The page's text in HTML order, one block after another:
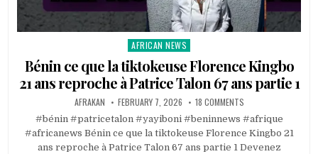
Posted
in
AFRICAN NEWS
Bénin ce que la tiktokeuse Florence Kingbo
21 ans reproche à Patrice Talon 67 ans partie 1
AFRAKAN FEBRUARY 7, 2026 18 COMMENTS
#bénin #patricetalon #yayiboni #beninnews #afrique
#africanews Bénin ce que la tiktokeuse Florence Kingbo 21
ans reproche à Patrice Talon 67 ans partie 1 Devenez